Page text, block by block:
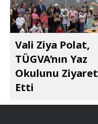
Vali Ziya Polat,
TÜGVA’nın Yaz
Okulunu Ziyaret
Etti